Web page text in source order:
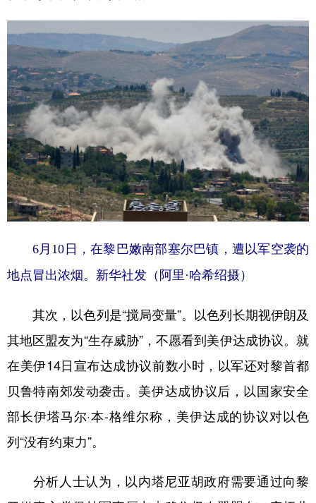
6月10日，在黎巴嫩南部塞尔巴镇，遭以军空袭的
地点冒出浓烟。新华社发（阿里·哈希绍摄）
其次，以色列是“搅局变量”。以色列长期视伊朗及
其地区盟友为“生存威胁”，不愿看到美伊达成协议。就
在美伊14日宣布达成协议前数小时，以军还对黎首都
贝鲁特南郊发动袭击。美伊达成协议后，以国家安全
部长伊塔马尔·本-格维尔称，美伊达成的协议对以色
列“没有约束力”。
分析人士认为，以内塔尼亚胡政府需要通过向黎